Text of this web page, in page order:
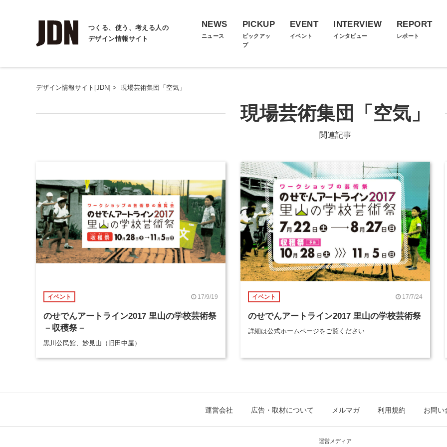
つくる、使う、考える人の
デザイン情報サイト
NEWS
ニュース
PICKUP
ピックアッ
プ
EVENT
イベント
INTERVIEW
インタビュー
REPORT
レポート
デザイン情報サイト[JDN] > 現場芸術集団「空気」
現場芸術集団「空気」
関連記事
イベント 17/9/19
のせでんアートライン2017 里山の学校芸術祭
－収穫祭－
黒川公民館、妙見山（旧田中屋）
イベント 17/7/24
のせでんアートライン2017 里山の学校芸術祭
詳細は公式ホームページをご覧ください
運営会社 広告・取材について メルマガ 利用規約 お問い
運営メディア